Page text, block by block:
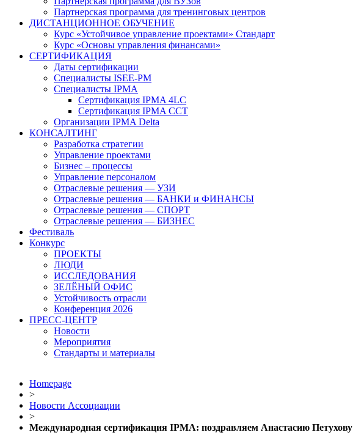
Партнерская программа для тренинговых центров
ДИСТАНЦИОННОЕ ОБУЧЕНИЕ
Курс «Устойчивое управление проектами» Стандарт
Курс «Основы управления финансами»
СЕРТИФИКАЦИЯ
Даты сертификации
Специалисты ISEE-PM
Специалисты IPMA
Сертификация IPMA 4LC
Сертификация IPMA CCT
Организации IPMA Delta
КОНСАЛТИНГ
Разработка стратегии
Управление проектами
Бизнес – процессы
Управление персоналом
Отраслевые решения — УЗИ
Отраслевые решения — БАНКИ и ФИНАНСЫ
Отраслевые решения — СПОРТ
Отраслевые решения — БИЗНЕС
Фестиваль
Конкурс
ПРОЕКТЫ
ЛЮДИ
ИССЛЕДОВАНИЯ
ЗЕЛЁНЫЙ ОФИС
Устойчивость отрасли
Конференция 2026
ПРЕСС-ЦЕНТР
Новости
Мероприятия
Стандарты и материалы
Homepage
>
Новости Ассоциации
>
Международная сертификация IPMA: поздравляем Анастасию Петухову